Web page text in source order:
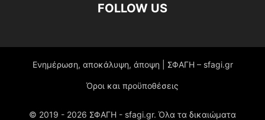
FOLLOW US
Ενημέρωση, αποκάλυψη, άποψη | ΣΦΑΓΗ – sfagi.gr
Όροι και προϋποθέσεις
© 2019 - 2026 ΣΦΑΓΗ - sfagi.gr. Όλα τα δικαιώματα